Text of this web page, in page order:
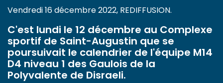
Vendredi 16 décembre 2022, REDIFFUSION.
C'est lundi le 12 décembre au Complexe
sportif de Saint-Augustin que se
poursuivait le calendrier de l'équipe M14
D4 niveau 1 des Gaulois de la
Polyvalente de Disraeli.